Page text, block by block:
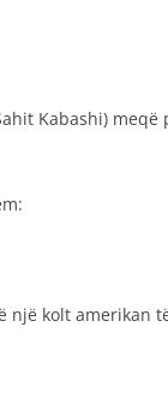
Kabashi)
kolt